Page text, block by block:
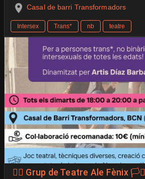
Casal de barri Transformadors
Intersex Trans* nb teatre
🐦‍🔥 Grup de Teatre Ale Fènix 🏳️‍⚧️